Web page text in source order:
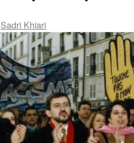
Sadri Khiari